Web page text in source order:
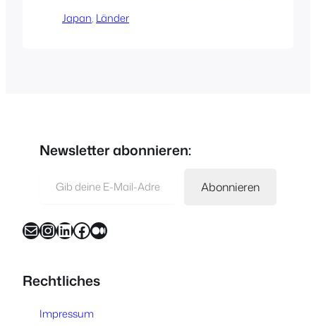
Japan, Länder
Newsletter abonnieren:
Abonnieren
E-Mail InstagramLinkedIn Facebook Medium
Rechtliches
Impressum